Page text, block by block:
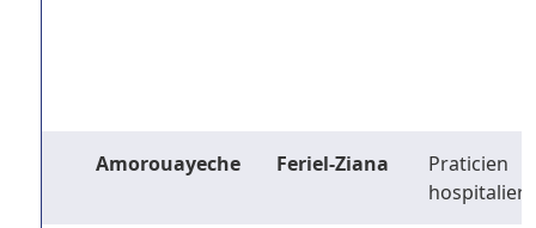
Amorouayeche Feriel-Ziana
Praticien
hospitalier